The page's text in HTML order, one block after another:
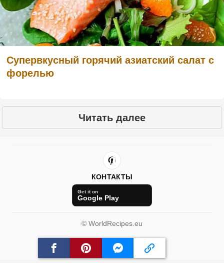
Cупервкусный горячий азиатский салат с
форелью
Читать далее
КОНТАКТЫ
Get it on
Google Play
© WorldRecipes.eu